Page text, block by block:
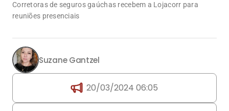
Corretoras de seguros gaúchas recebem a Lojacorr para
reuniões presenciais
Suzane Gantzel
20/03/2024 06:05